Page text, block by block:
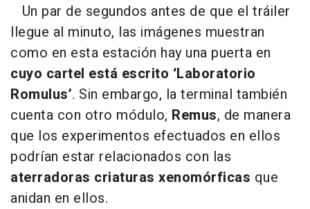
Un par de segundos antes de que el tráiler
llegue al minuto, las imágenes muestran
como en esta estación hay una puerta en
cuyo cartel está escrito ‘Laboratorio
Romulus’. Sin embargo, la terminal también
cuenta con otro módulo, Remus, de manera
que los experimentos efectuados en ellos
podrían estar relacionados con las
aterradoras criaturas xenomórficas que
anidan en ellos.